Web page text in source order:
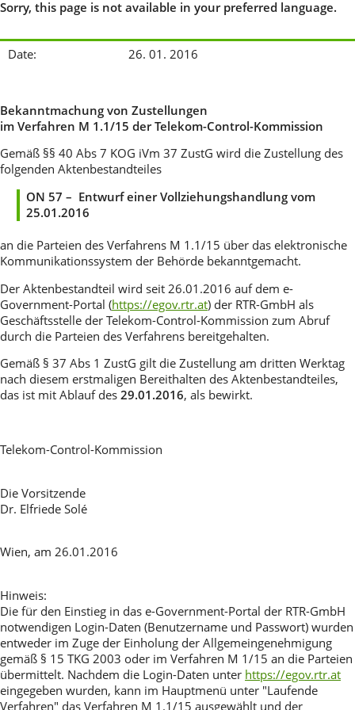
Sorry, this page is not available in your preferred language.
Date: 26. 01. 2016
Bekanntmachung von Zustellungen
im Verfahren M 1.1/15 der Telekom-Control-Kommission
Gemäß §§ 40 Abs 7 KOG iVm 37 ZustG wird die Zustellung des
folgenden Aktenbestandteiles
ON 57 – Entwurf einer Vollziehungshandlung vom
25.01.2016
an die Parteien des Verfahrens M 1.1/15 über das elektronische
Kommunikationssystem der Behörde bekanntgemacht.
Der Aktenbestandteil wird seit 26.01.2016 auf dem e-
Government-Portal (https://egov.rtr.at) der RTR-GmbH als
Geschäftsstelle der Telekom-Control-Kommission zum Abruf
durch die Parteien des Verfahrens bereitgehalten.
Gemäß § 37 Abs 1 ZustG gilt die Zustellung am dritten Werktag
nach diesem erstmaligen Bereithalten des Aktenbestandteiles,
das ist mit Ablauf des 29.01.2016, als bewirkt.
Telekom-Control-Kommission
Die Vorsitzende
Dr. Elfriede Solé
Wien, am 26.01.2016
Hinweis:
Die für den Einstieg in das e-Government-Portal der RTR-GmbH
notwendigen Login-Daten (Benutzername und Passwort) wurden
entweder im Zuge der Einholung der Allgemeingenehmigung
gemäß § 15 TKG 2003 oder im Verfahren M 1/15 an die Parteien
übermittelt. Nachdem die Login-Daten unter https://egov.rtr.at
eingegeben wurden, kann im Hauptmenü unter "Laufende
Verfahren" das Verfahren M 1.1/15 ausgewählt und der